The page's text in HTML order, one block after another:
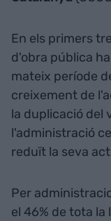
En els primers
d'obra pública
mateix període
creixement de
la duplicació del
l'administració
reduït la seva
Per
el 46% de tota